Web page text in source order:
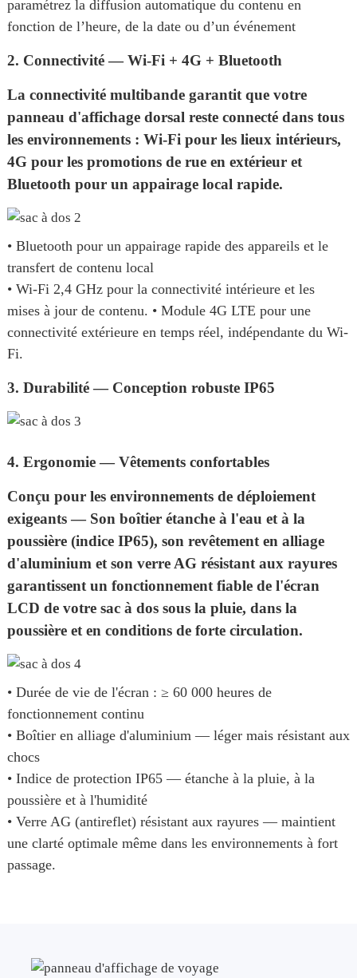
paramétrez la diffusion automatique du contenu en
fonction de l’heure, de la date ou d’un événement
2. Connectivité — Wi-Fi + 4G + Bluetooth
La connectivité multibande garantit que votre
panneau d'affichage dorsal reste connecté dans tous
les environnements : Wi-Fi pour les lieux intérieurs,
4G pour les promotions de rue en extérieur et
Bluetooth pour un appairage local rapide.
• Bluetooth pour un appairage rapide des appareils et le
transfert de contenu local
• Wi-Fi 2,4 GHz pour la connectivité intérieure et les
mises à jour de contenu. • Module 4G LTE pour une
connectivité extérieure en temps réel, indépendante du Wi-
Fi.
3. Durabilité — Conception robuste IP65
4. Ergonomie — Vêtements confortables
Conçu pour les environnements de déploiement
exigeants — Son boîtier étanche à l'eau et à la
poussière (indice IP65), son revêtement en alliage
d'aluminium et son verre AG résistant aux rayures
garantissent un fonctionnement fiable de l'écran
LCD de votre sac à dos sous la pluie, dans la
poussière et en conditions de forte circulation.
• Durée de vie de l'écran : ≥ 60 000 heures de
fonctionnement continu
• Boîtier en alliage d'aluminium — léger mais résistant aux
chocs
• Indice de protection IP65 — étanche à la pluie, à la
poussière et à l'humidité
• Verre AG (antireflet) résistant aux rayures — maintient
une clarté optimale même dans les environnements à fort
passage.